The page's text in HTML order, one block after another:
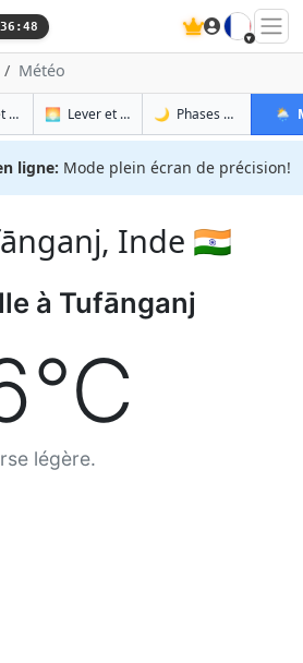
🇫🇷
Météo
Lever et coucher du soleil à Tufānganj
🌅 Lever et coucher du soleil demain à
🌙 Phases de la Lune à
🌦️
ligne: Mode plein écran de précision!
Inde 🇮🇳
à Tufānganj
légère.